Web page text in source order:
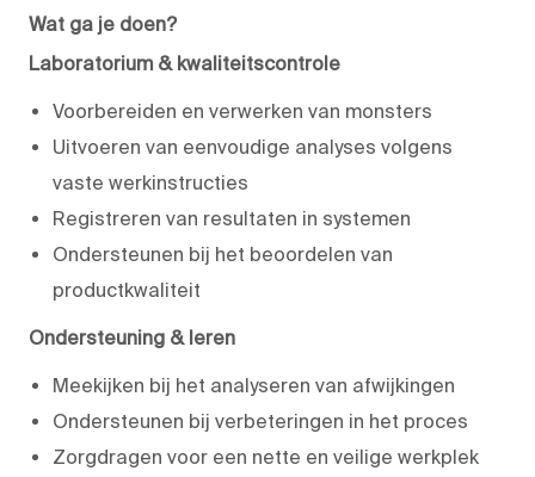
Wat ga je doen?
Laboratorium & kwaliteitscontrole
Voorbereiden en verwerken van monsters
Uitvoeren van eenvoudige analyses volgens
vaste werkinstructies
Registreren van resultaten in systemen
Ondersteunen bij het beoordelen van
productkwaliteit
Ondersteuning & leren
Meekijken bij het analyseren van afwijkingen
Ondersteunen bij verbeteringen in het proces
Zorgdragen voor een nette en veilige werkplek